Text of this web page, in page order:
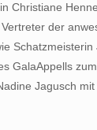
Christiane
der
GalaAppells
Jagusch